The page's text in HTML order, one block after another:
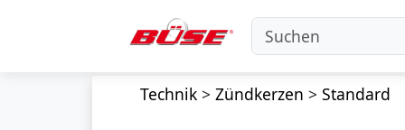
Technik> Zündkerzen > Standard